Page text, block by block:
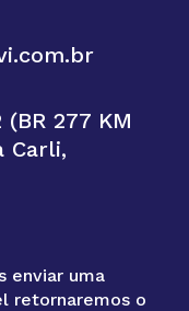
277 KM
Carli,
enviar uma
retornaremos o